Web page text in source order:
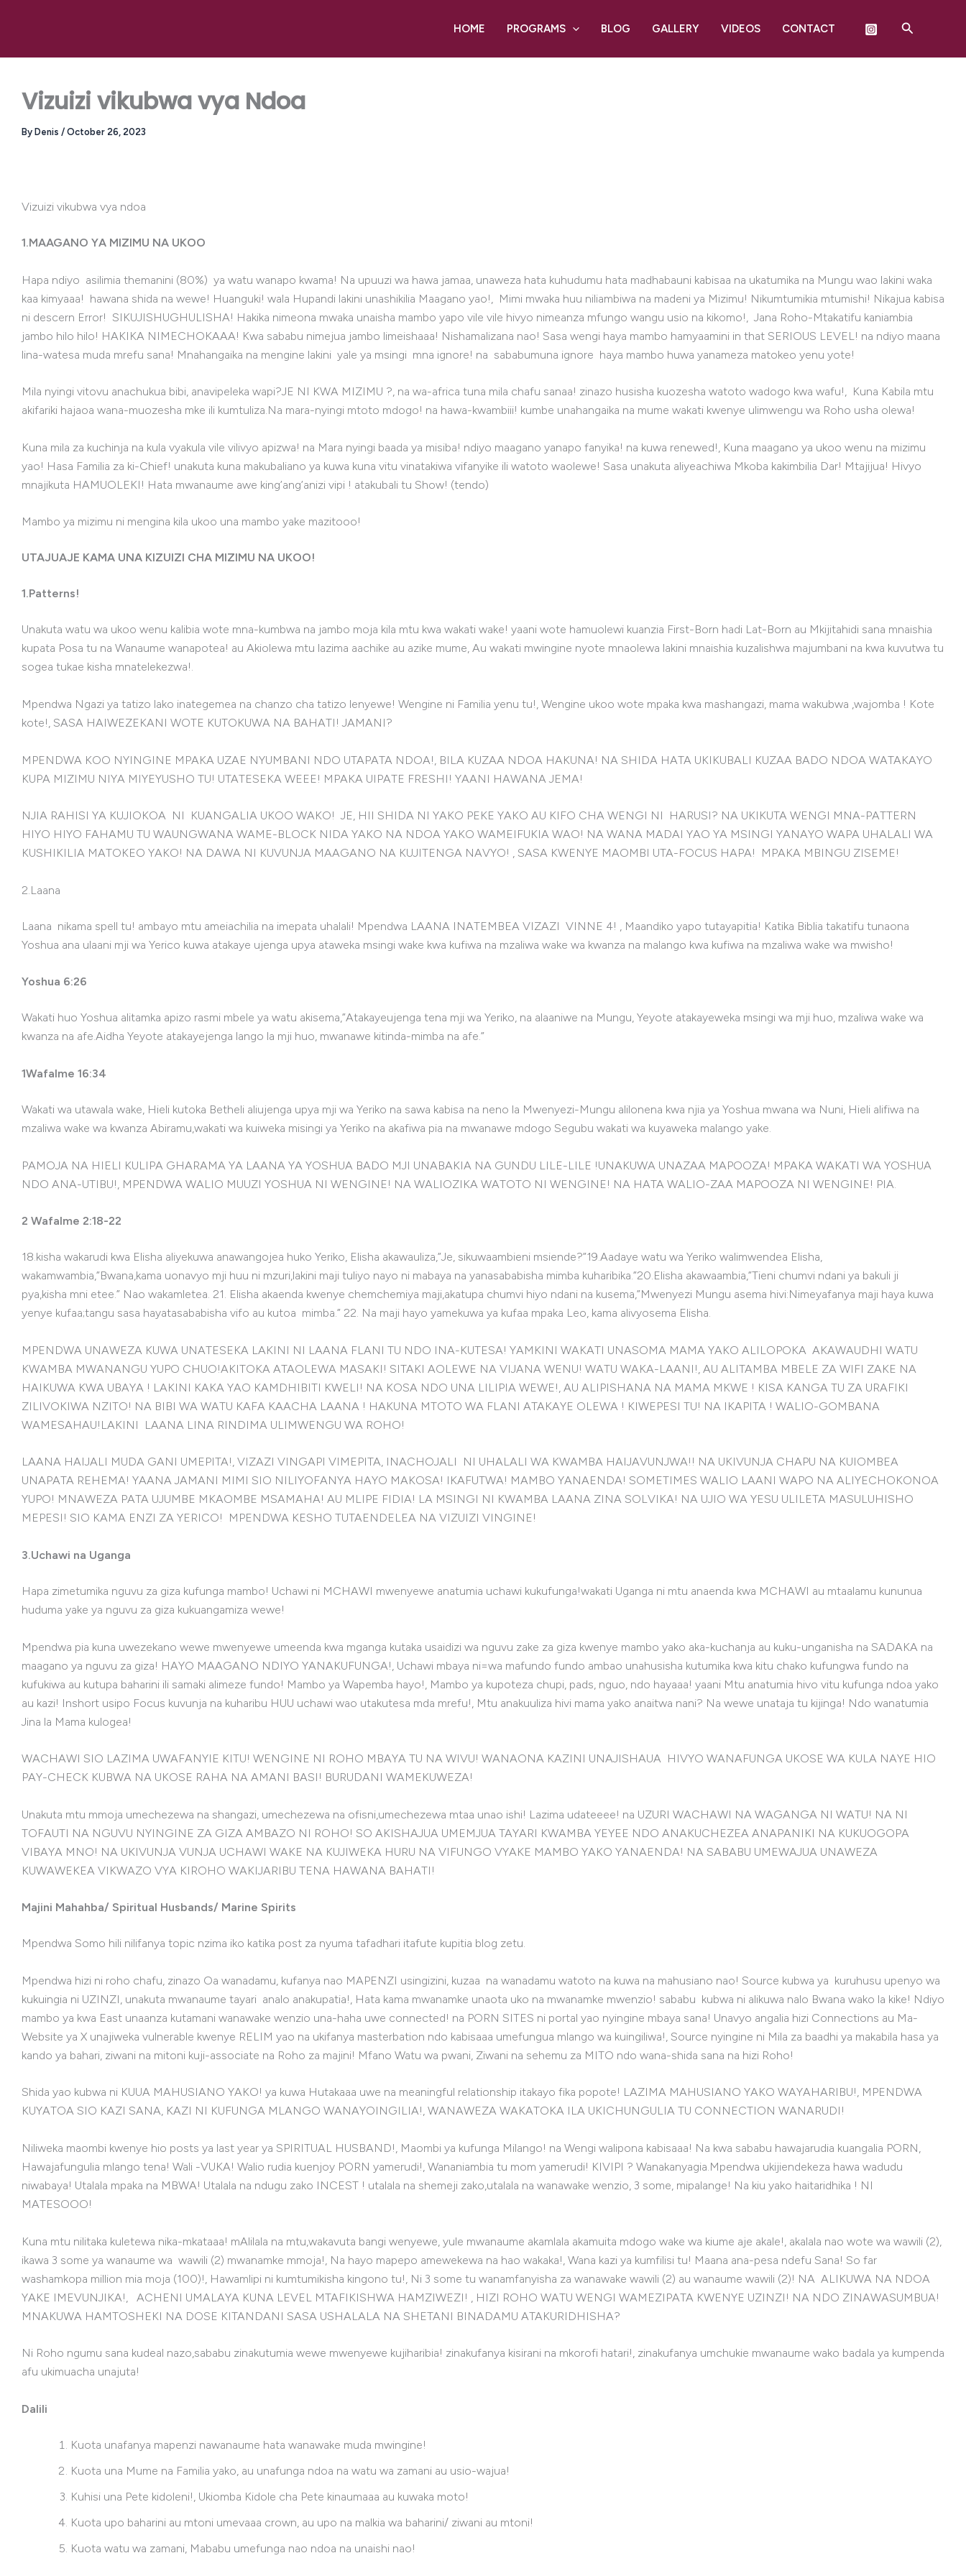
HOME PROGRAMS BLOG GALLERY VIDEOS CONTACT Search
Vizuizi vikubwa vya Ndoa
By Denis / October 26, 2023
Vizuizi vikubwa vya ndoa
1.MAAGANO YA MIZIMU NA UKOO
Hapa ndiyo asilimia themanini (80%) ya watu wanapo kwama! Na upuuzi wa hawa jamaa, unaweza hata kuhudumu hata madhabauni kabisaa na ukatumika na Mungu wao lakini waka
kaa kimyaaa! hawana shida na wewe! Huanguki! wala Hupandi lakini unashikilia Maagano yao!, Mimi mwaka huu niliambiwa na madeni ya Mizimu! Nikumtumikia mtumishi! Nikajua kabisa
ni descern Error! SIKUJISHUGHULISHA! Hakika nimeona mwaka unaisha mambo yapo vile vile hivyo nimeanza mfungo wangu usio na kikomo!, Jana Roho-Mtakatifu kaniambia
jambo hilo hilo! HAKIKA NIMECHOKAAA! Kwa sababu nimejua jambo limeishaaa! Nishamalizana nao! Sasa wengi haya mambo hamyaamini in that SERIOUS LEVEL! na ndiyo maana
lina-watesa muda mrefu sana! Mnahangaika na mengine lakini yale ya msingi mna ignore! na sababumuna ignore haya mambo huwa yanameza matokeo yenu yote!
Mila nyingi vitovu anachukua bibi, anavipeleka wapi?JE NI KWA MIZIMU ?, na wa-africa tuna mila chafu sanaa! zinazo husisha kuozesha watoto wadogo kwa wafu!, Kuna Kabila mtu
akifariki hajaoa wana-muozesha mke ili kumtuliza.Na mara-nyingi mtoto mdogo! na hawa-kwambiii! kumbe unahangaika na mume wakati kwenye ulimwengu wa Roho usha olewa!
Kuna mila za kuchinja na kula vyakula vile vilivyo apizwa! na Mara nyingi baada ya misiba! ndiyo maagano yanapo fanyika! na kuwa renewed!, Kuna maagano ya ukoo wenu na mizimu
yao! Hasa Familia za ki-Chief! unakuta kuna makubaliano ya kuwa kuna vitu vinatakiwa vifanyike ili watoto waolewe! Sasa unakuta aliyeachiwa Mkoba kakimbilia Dar! Mtajijua! Hivyo
mnajikuta HAMUOLEKI! Hata mwanaume awe king’ang’anizi vipi ! atakubali tu Show! (tendo)
Mambo ya mizimu ni mengina kila ukoo una mambo yake mazitooo!
UTAJUAJE KAMA UNA KIZUIZI CHA MIZIMU NA UKOO!
1.Patterns!
Unakuta watu wa ukoo wenu kalibia wote mna-kumbwa na jambo moja kila mtu kwa wakati wake! yaani wote hamuolewi kuanzia First-Born hadi Lat-Born au Mkijitahidi sana mnaishia
kupata Posa tu na Wanaume wanapotea! au Akiolewa mtu lazima aachike au azike mume, Au wakati mwingine nyote mnaolewa lakini mnaishia kuzalishwa majumbani na kwa kuvutwa tu
sogea tukae kisha mnatelekezwa!.
Mpendwa Ngazi ya tatizo lako inategemea na chanzo cha tatizo lenyewe! Wengine ni Familia yenu tu!, Wengine ukoo wote mpaka kwa mashangazi, mama wakubwa ,wajomba ! Kote
kote!, SASA HAIWEZEKANI WOTE KUTOKUWA NA BAHATI! JAMANI?
MPENDWA KOO NYINGINE MPAKA UZAE NYUMBANI NDO UTAPATA NDOA!, BILA KUZAA NDOA HAKUNA! NA SHIDA HATA UKIKUBALI KUZAA BADO NDOA WATAKAYO
KUPA MIZIMU NIYA MIYEYUSHO TU! UTATESEKA WEEE! MPAKA UIPATE FRESHI! YAANI HAWANA JEMA!
NJIA RAHISI YA KUJIOKOA NI KUANGALIA UKOO WAKO! JE, HII SHIDA NI YAKO PEKE YAKO AU KIFO CHA WENGI NI HARUSI? NA UKIKUTA WENGI MNA-PATTERN
HIYO HIYO FAHAMU TU WAUNGWANA WAME-BLOCK NIDA YAKO NA NDOA YAKO WAMEIFUKIA WAO! NA WANA MADAI YAO YA MSINGI YANAYO WAPA UHALALI WA
KUSHIKILIA MATOKEO YAKO! NA DAWA NI KUVUNJA MAAGANO NA KUJITENGA NAVYO! , SASA KWENYE MAOMBI UTA-FOCUS HAPA! MPAKA MBINGU ZISEME!
2.Laana
Laana nikama spell tu! ambayo mtu ameiachilia na imepata uhalali! Mpendwa LAANA INATEMBEA VIZAZI VINNE 4! , Maandiko yapo tutayapitia! Katika Biblia takatifu tunaona
Yoshua ana ulaani mji wa Yerico kuwa atakaye ujenga upya ataweka msingi wake kwa kufiwa na mzaliwa wake wa kwanza na malango kwa kufiwa na mzaliwa wake wa mwisho!
Yoshua 6:26
Wakati huo Yoshua alitamka apizo rasmi mbele ya watu akisema,”Atakayeujenga tena mji wa Yeriko, na alaaniwe na Mungu, Yeyote atakayeweka msingi wa mji huo, mzaliwa wake wa
kwanza na afe.Aidha Yeyote atakayejenga lango la mji huo, mwanawe kitinda-mimba na afe.”
1Wafalme 16:34
Wakati wa utawala wake, Hieli kutoka Betheli aliujenga upya mji wa Yeriko na sawa kabisa na neno la Mwenyezi-Mungu alilonena kwa njia ya Yoshua mwana wa Nuni, Hieli alifiwa na
mzaliwa wake wa kwanza Abiramu,wakati wa kuiweka misingi ya Yeriko na akafiwa pia na mwanawe mdogo Segubu wakati wa kuyaweka malango yake.
PAMOJA NA HIELI KULIPA GHARAMA YA LAANA YA YOSHUA BADO MJI UNABAKIA NA GUNDU LILE-LILE !UNAKUWA UNAZAA MAPOOZA! MPAKA WAKATI WA YOSHUA
NDO ANA-UTIBU!, MPENDWA WALIO MUUZI YOSHUA NI WENGINE! NA WALIOZIKA WATOTO NI WENGINE! NA HATA WALIO-ZAA MAPOOZA NI WENGINE! PIA.
2 Wafalme 2:18-22
18.kisha wakarudi kwa Elisha aliyekuwa anawangojea huko Yeriko, Elisha akawauliza,”Je, sikuwaambieni msiende?”19.Aadaye watu wa Yeriko walimwendea Elisha,
wakamwambia,”Bwana,kama uonavyo mji huu ni mzuri,lakini maji tuliyo nayo ni mabaya na yanasababisha mimba kuharibika.”20.Elisha akawaambia,”Tieni chumvi ndani ya bakuli ji
pya,kisha mni etee.” Nao wakamletea. 21. Elisha akaenda kwenye chemchemiya maji,akatupa chumvi hiyo ndani na kusema,”Mwenyezi­ Mungu asema hivi:Nimeyafanya maji haya kuwa
yenye kufaa;tangu sasa hayatasababisha vifo au kutoa mimba.” 22. Na maji hayo yamekuwa ya kufaa mpaka Leo, kama alivyosema Elisha.
MPENDWA UNAWEZA KUWA UNATESEKA LAKINI NI LAANA FLANI TU NDO INA-KUTESA! YAMKINI WAKATI UNASOMA MAMA YAKO ALILOPOKA AKAWAUDHI WATU
KWAMBA MWANANGU YUPO CHUO!AKITOKA ATAOLEWA MASAKI! SITAKI AOLEWE NA VIJANA WENU! WATU WAKA-LAANI!, AU ALITAMBA MBELE ZA WIFI ZAKE NA
HAIKUWA KWA UBAYA ! LAKINI KAKA YAO KAMDHIBITI KWELI! NA KOSA NDO UNA LILIPIA WEWE!, AU ALIPISHANA NA MAMA MKWE ! KISA KANGA TU ZA URAFIKI
ZILIVOKIWA NZITO! NA BIBI WA WATU KAFA KAACHA LAANA ! HAKUNA MTOTO WA FLANI ATAKAYE OLEWA ! KIWEPESI TU! NA IKAPITA ! WALIO-GOMBANA
WAMESAHAU!LAKINI LAANA LINA RINDIMA ULIMWENGU WA ROHO!
LAANA HAIJALI MUDA GANI UMEPITA!, VIZAZI VINGAPI VIMEPITA, INACHOJALI NI UHALALI WA KWAMBA HAIJAVUNJWA!! NA UKIVUNJA CHAPU NA KUIOMBEA
UNAPATA REHEMA! YAANA JAMANI MIMI SIO NILIYOFANYA HAYO MAKOSA! IKAFUTWA! MAMBO YANAENDA! SOMETIMES WALIO LAANI WAPO NA ALIYECHOKONOA
YUPO! MNAWEZA PATA UJUMBE MKAOMBE MSAMAHA! AU MLIPE FIDIA! LA MSINGI NI KWAMBA LAANA ZINA SOLVIKA! NA UJIO WA YESU ULILETA MASULUHISHO
MEPESI! SIO KAMA ENZI ZA YERICO! MPENDWA KESHO TUTAENDELEA NA VIZUIZI VINGINE!
3.Uchawi na Uganga
Hapa zimetumika nguvu za giza kufunga mambo! Uchawi ni MCHAWI mwenyewe anatumia uchawi kukufunga!wakati Uganga ni mtu anaenda kwa MCHAWI au mtaalamu kununua
huduma yake ya nguvu za giza kukuangamiza wewe!
Mpendwa pia kuna uwezekano wewe mwenyewe umeenda kwa mganga kutaka usaidizi wa nguvu zake za giza kwenye mambo yako aka-kuchanja au kuku-unganisha na SADAKA na
maagano ya nguvu za giza! HAYO MAAGANO NDIYO YANAKUFUNGA!, Uchawi mbaya ni=wa mafundo fundo ambao unahusisha kutumika kwa kitu chako kufungwa fundo na
kufukiwa au kutupa baharini ili samaki alimeze fundo! Mambo ya Wapemba hayo!, Mambo ya kupoteza chupi, pads, nguo, ndo hayaaa! yaani Mtu anatumia hivo vitu kufunga ndoa yako
au kazi! Inshort usipo Focus kuvunja na kuharibu HUU uchawi wao utakutesa mda mrefu!, Mtu anakuuliza hivi mama yako anaitwa nani? Na wewe unataja tu kijinga! Ndo wanatumia
Jina la Mama kulogea!
WACHAWI SIO LAZIMA UWAFANYIE KITU! WENGINE NI ROHO MBAYA TU NA WIVU! WANAONA KAZINI UNAJISHAUA HIVYO WANAFUNGA UKOSE WA KULA NAYE HIO
PAY-CHECK KUBWA NA UKOSE RAHA NA AMANI BASI! BURUDANI WAMEKUWEZA!
Unakuta mtu mmoja umechezewa na shangazi, umechezewa na ofisni,umechezewa mtaa unao ishi! Lazima udateeee! na UZURI WACHAWI NA WAGANGA NI WATU! NA NI
TOFAUTI NA NGUVU NYINGINE ZA GIZA AMBAZO NI ROHO! SO AKISHAJUA UMEMJUA TAYARI KWAMBA YEYEE NDO ANAKUCHEZEA ANAPANIKI NA KUKUOGOPA
VIBAYA MNO! NA UKIVUNJA VUNJA UCHAWI WAKE NA KUJIWEKA HURU NA VIFUNGO VYAKE MAMBO YAKO YANAENDA! NA SABABU UMEWAJUA UNAWEZA
KUWAWEKEA VIKWAZO VYA KIROHO WAKIJARIBU TENA HAWANA BAHATI!
Majini Mahahba/ Spiritual Husbands/ Marine Spirits
Mpendwa Somo hili nilifanya topic nzima iko katika post za nyuma tafadhari itafute kupitia blog zetu.
Mpendwa hizi ni roho chafu, zinazo Oa wanadamu, kufanya nao MAPENZI usingizini, kuzaa na wanadamu watoto na kuwa na mahusiano nao! Source kubwa ya kuruhusu upenyo wa
kukuingia ni UZINZI, unakuta mwanaume tayari analo anakupatia!, Hata kama mwanamke unaota uko na mwanamke mwenzio! sababu kubwa ni alikuwa nalo Bwana wako la kike! Ndiyo
mambo ya kwa East unaanza kutamani wanawake wenzio una-haha uwe connected! na PORN SITES ni portal yao nyingine mbaya sana! Unavyo angalia hizi Connections au Ma-
Website ya X unajiweka vulnerable kwenye RELIM yao na ukifanya masterbation ndo kabisaaa umefungua mlango wa kuingiliwa!, Source nyingine ni Mila za baadhi ya makabila hasa ya
kando ya bahari, ziwani na mitoni kuji-associate na Roho za majini! Mfano Watu wa pwani, Ziwani na sehemu za MITO ndo wana-shida sana na hizi Roho!
Shida yao kubwa ni KUUA MAHUSIANO YAKO! ya kuwa Hutakaaa uwe na meaningful relationship itakayo fika popote! LAZIMA MAHUSIANO YAKO WAYAHARIBU!, MPENDWA
KUYATOA SIO KAZI SANA, KAZI NI KUFUNGA MLANGO WANAYOINGILIA!, WANAWEZA WAKATOKA ILA UKICHUNGULIA TU CONNECTION WANARUDI!
Niliweka maombi kwenye hio posts ya last year ya SPIRITUAL HUSBAND!, Maombi ya kufunga Milango! na Wengi walipona kabisaaa! Na kwa sababu hawajarudia kuangalia PORN,
Hawajafungulia mlango tena! Wali -VUKA! Walio rudia kuenjoy PORN yamerudi!, Wananiambia tu mom yamerudi! KIVIPI ? Wanakanyagia.Mpendwa ukijiendekeza hawa wadudu
niwabaya! Utalala mpaka na MBWA! Utalala na ndugu zako INCEST ! utalala na shemeji zako,utalala na wanawake wenzio, 3 some, mipalange! Na kiu yako haitaridhika ! NI
MATESOOO!
Kuna mtu nilitaka kuletewa nika-mkataaa! mAlilala na mtu,wakavuta bangi wenyewe, yule mwanaume akamlala akamuita mdogo wake wa kiume aje akale!, akalala nao wote wa wawili (2),
ikawa 3 some ya wanaume wa wawili (2) mwanamke mmoja!, Na hayo mapepo amewekewa na hao wakaka!, Wana kazi ya kumfilisi tu! Maana ana-pesa ndefu Sana! So far
washamkopa million mia moja (100)!, Hawamlipi ni kumtumikisha kingono tu!, Ni 3 some tu wanamfanyisha za wanawake wawili (2) au wanaume wawili (2)! NA ALIKUWA NA NDOA
YAKE IMEVUNJIKA!, ACHENI UMALAYA KUNA LEVEL MTAFIKISHWA HAMZIWEZI! , HIZI ROHO WATU WENGI WAMEZIPATA KWENYE UZINZI! NA NDO ZINAWASUMBUA!
MNAKUWA HAMTOSHEKI NA DOSE KITANDANI SASA USHALALA NA SHETANI BINADAMU ATAKURIDHISHA?
Ni Roho ngumu sana kudeal nazo,sababu zinakutumia wewe mwenyewe kujiharibia! zinakufanya kisirani na mkorofi hatari!, zinakufanya umchukie mwanaume wako badala ya kumpenda
afu ukimuacha unajuta!
Dalili
Kuota unafanya mapenzi nawanaume hata wanawake muda mwingine!
Kuota una Mume na Familia yako, au unafunga ndoa na watu wa zamani au usio-wajua!
Kuhisi una Pete kidoleni!, Ukiomba Kidole cha Pete kinaumaaa au kuwaka moto!
Kuota upo baharini au mtoni umevaaa crown, au upo na malkia wa baharini/ ziwani au mtoni!
Kuota watu wa zamani, Mababu umefunga nao ndoa na unaishi nao!